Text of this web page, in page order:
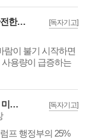
[독자기고]
[기고] 함께 실천하는 화재 예방, 안전한 겨울을 만듭시다
람이 불기 시작하면
용량이 급증하는
[독자기고]
[독자기고] 영천하이테크파크지구 미래 모빌리티 핵심 산업단지로 조성하자.
프 행정부의 25%